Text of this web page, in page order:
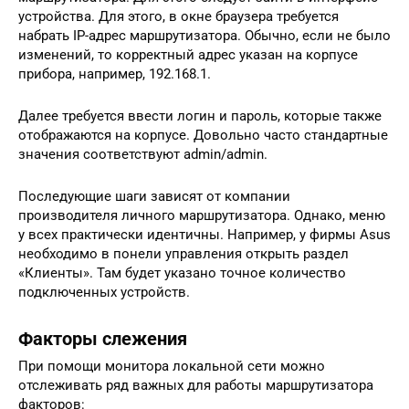
устройства. Для этого, в окне браузера требуется
набрать IP-адрес маршрутизатора. Обычно, если не было
изменений, то корректный адрес указан на корпусе
прибора, например, 192.168.1.
Далее требуется ввести логин и пароль, которые также
отображаются на корпусе. Довольно часто стандартные
значения соответствуют admin/admin.
Последующие шаги зависят от компании
производителя личного маршрутизатора. Однако, меню
у всех практически идентичны. Например, у фирмы Asus
необходимо в понели управления открыть раздел
«Клиенты». Там будет указано точное количество
подключенных устройств.
Факторы слежения
При помощи монитора локальной сети можно
отслеживать ряд важных для работы маршрутизатора
факторов: